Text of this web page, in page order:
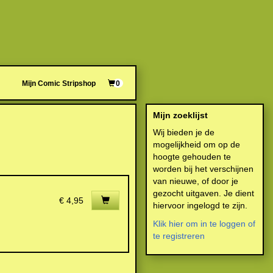
Mijn Comic Stripshop 0
€ 4,95
Mijn zoeklijst
Wij bieden je de
mogelijkheid om op de
hoogte gehouden te
worden bij het verschijnen
van nieuwe, of door je
gezocht uitgaven. Je dient
hiervoor ingelogd te zijn.
Klik hier om in te loggen of
te registreren